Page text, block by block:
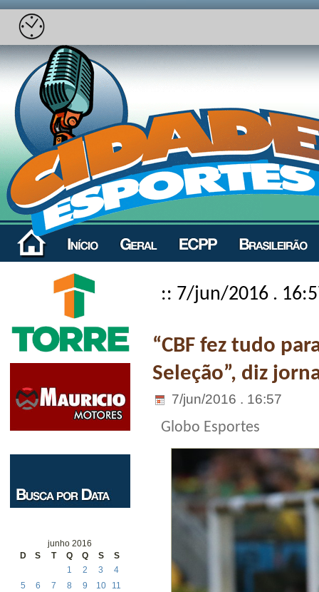
junho 2016
D
S T Q Q S S
1 2 3
4
5
6 7 8 9 10
11
:: 7/jun/2016 .
“CBF fez tudo
Seleção”, diz
7/jun/2016 . 16:57
Globo Esportes